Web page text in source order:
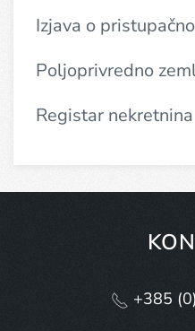
Izjava o
Poljoprivredno
Registar nekretnina
+385